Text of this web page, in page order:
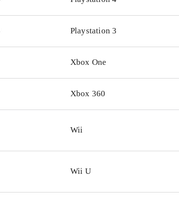
fungerer bedst på Wii U. Både Wii og
findes også Angry birds trilogy som indeholder
"Rio" og "Seasons".
et fantastisk underholdende koncept og
Playstation 3
Xbox One
Xbox 360
Wii
Wii U